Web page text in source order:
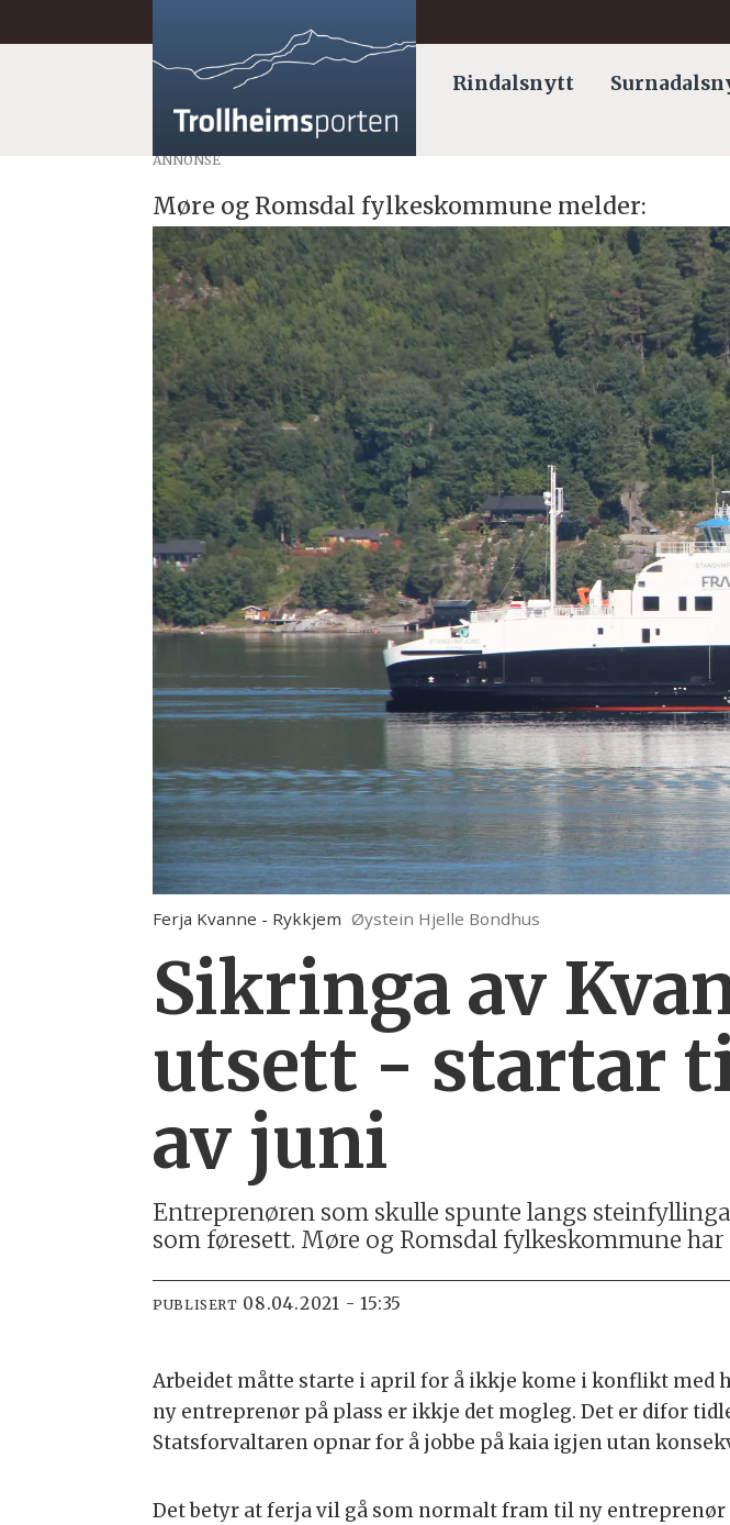
Rindalsnytt
ANNONSE
Møre og Romsdal fylkeskommune melder:
Ferja Kvanne - Rykkjem Øystein Hjelle Bondhus
Sikringa av
utsett - startar
av juni
Entreprenøren som skulle spunte langs
som føresett. Møre og Romsdal fylkeskommune
PUBLISERT 08.04.2021 - 15:35
Arbeidet måtte starte i april for å ikkje kome i konflikt med
ny entreprenør på plass er ikkje det mogleg. Det er difor
Statsforvaltaren opnar for å jobbe på kaia igjen utan
Det betyr at ferja vil gå som normalt fram til ny